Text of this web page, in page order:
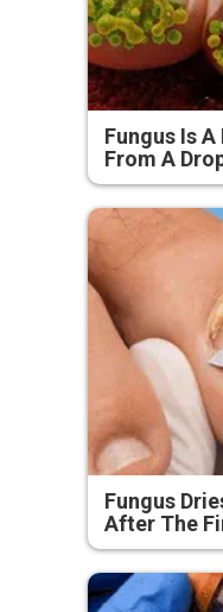
Fungus Is
From A
Fungus
After The